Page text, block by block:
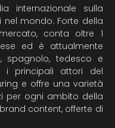
internazionale sulla
mondo. Forte della
conta oltre 1
ed è attualmente
spagnolo, tedesco e
i principali attori del
e offre una varietà
per ogni ambito della
content, offerte di